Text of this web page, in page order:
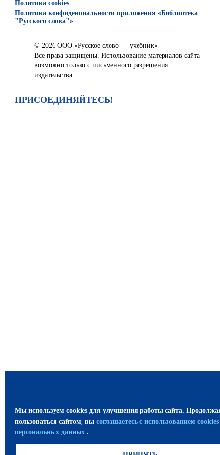
Политика cookies
Политика конфиденциальности приложения «Библиотека
"Русского слова"»
© 2026 ООО «Русское слово — учебник»
Все права защищены. Использование материалов сайта
возможно только с письменного разрешения
издательства.
ПРИСОЕДИНЯЙТЕСЬ!
Мы используем cookies для улучшения работы сайта.
пользоваться сайтом, вы соглашаетесь с использованием cookies
персональных данных .